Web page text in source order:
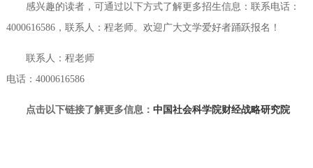
感兴趣的读者，可通过以下方式了解更多招生信息：联系电话：
4000616586，联系人：程老师。欢迎广大文学爱好者踊跃报名！
联系人：程老师
电话：4000616586
点击以下链接了解更多信息： 中国社会科学院财经战略研究院